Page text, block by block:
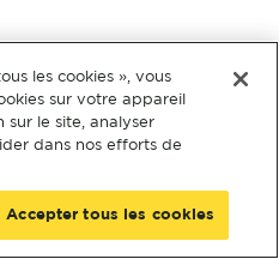
les cookies », vous
sur votre appareil
sur le site, analyser
dans nos efforts de
Accepter tous les cookies